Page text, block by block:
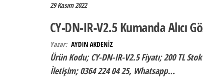
29 Kasım 2022
CY-DN-IR-V2.5 Kumanda Alıcı
Yazar: AYDIN AKDENİZ
Ürün Kodu; CY-DN-IR-V2.5 Fiyatı; 200 TL
İletişim; 0364 224 04 25, Whatsapp…